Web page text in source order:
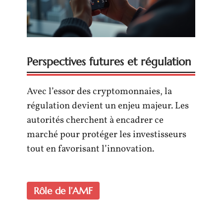
Perspectives futures et régulation
Avec l’essor des cryptomonnaies, la
régulation devient un enjeu majeur. Les
autorités cherchent à encadrer ce
marché pour protéger les investisseurs
tout en favorisant l’innovation.
Rôle de l’AMF